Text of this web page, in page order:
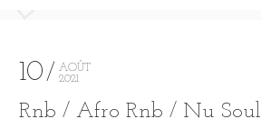
10
AOÛT
2021
Rnb / Afro Rnb / Nu Soul